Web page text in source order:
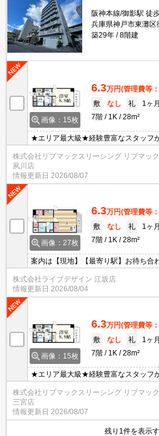
阪神本線/御影駅 徒
兵庫県神戸市東灘区
築29年
8階建
画像：15枚
6.3万円(管理費等
敷
なし 礼
1ヶ月
7階
1K 28m²
★エリア最大級★経験豊富なスタッフ
望がありましたらお申し付けください
能！オンライン内覧・オンライン契約
問題ありません♪弊社ではネットに掲
可能になりますので気になる物件は全
ースマンション★
株式会社リブマックスリーシング リブマッ
夙川店
情報更新日 2026/08/07
画像：27枚
6.3万円(管理費等
敷
なし 礼
1ヶ月
7階
1K 28m²
案内は【現地】【最寄り駅】お待ち合
も可能♪
株式会社ライブデザイン 江坂店
情報更新日 2026/08/04
画像：15枚
6.3万円(管理費等
敷
なし 礼
1ヶ月
7階
1K 28m²
★エリア最大級★経験豊富なスタッフ
望がありましたらお申し付けください
能！オンライン内覧・オンライン契約
問題ありません♪弊社ではネットに掲
可能になりますので気になる物件は全
ースマンション★
株式会社リブマックスリーシング リブマッ
三宮店
情報更新日 2026/08/07
残り1件を表示